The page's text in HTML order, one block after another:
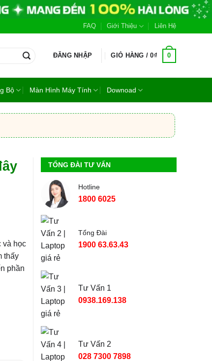
FAQ Giới Thiệu Liên Hệ
ĐĂNG NHẬP GIỎ HÀNG /0₫ 0
Bộ Màn Hình Máy Tính Downoad
và học
thấy
phần
TỔNG ĐÀI TƯ VẤN
Hotline
1800 6025
Tổng Đài
1900 63.63.43
Tư Vấn 1
0938.169.138
Tư Vấn 2
028 7300 7898